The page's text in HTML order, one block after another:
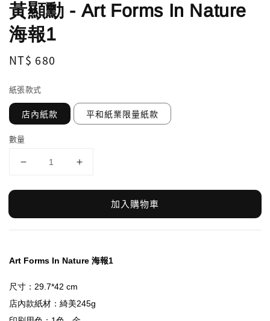
黃顯勳 - Art Forms In Nature
海報1
Regular
NT$ 680
紙張款式
店內紙款 平和紙業限量紙款
數量
加入購物車
Art Forms In Nature 海報1
店內款紙材